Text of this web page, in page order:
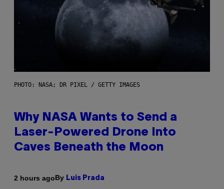
PHOTO: NASA; DR PIXEL / GETTY IMAGES
Why NASA Wants to Send a
Laser-Powered Drone Into
Caves Beneath the Moon
2 hours agoBy Luis Prada